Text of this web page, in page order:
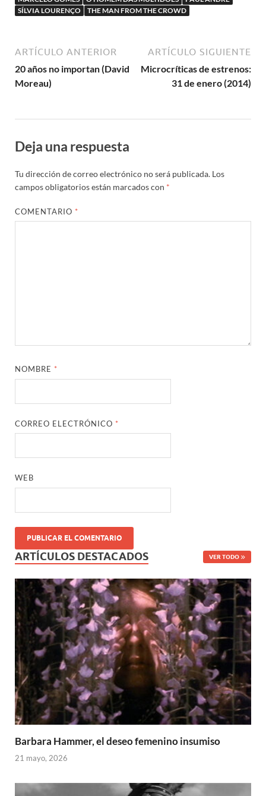
SÍLVIA LOURENÇO
THE MAN FROM THE CROWD
ARTÍCULO ANTERIOR
20 años no importan (David
Moreau)
ARTÍCULO SIGUIENTE
Microcríticas de estrenos:
31 de enero (2014)
Deja una respuesta
Tu dirección de correo electrónico no será publicada. Los
campos obligatorios están marcados con *
COMENTARIO *
NOMBRE *
CORREO ELECTRÓNICO *
WEB
ARTÍCULOS DESTACADOS VER TODO
Barbara Hammer, el deseo femenino insumiso
21 mayo, 2026